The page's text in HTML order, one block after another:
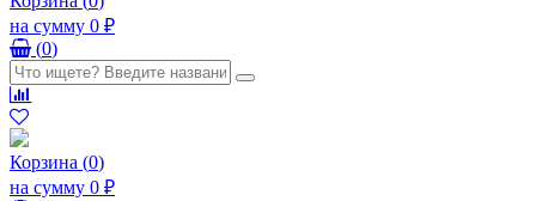
на сумму 0 ₽
(0)
Корзина (0)
на сумму 0 ₽